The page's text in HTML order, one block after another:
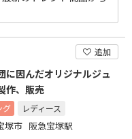
追加
に因んだオリジナルジュ
作、販売
グ レディース
塚市 阪急宝塚駅